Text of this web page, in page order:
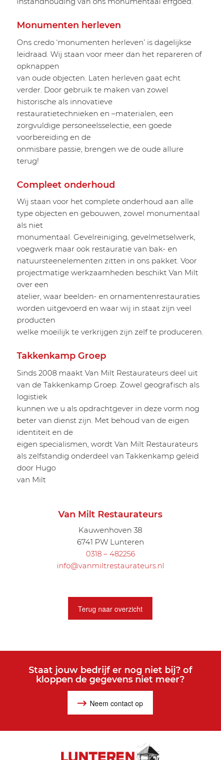
Monumenten herleven
Ons credo ‘monumenten herleven’ is dagelijkse
leidraad. Wij staan voor meer dan het repareren of
opknappen
van oude objecten. Laten herleven gaat echt
verder. Door gebruik te maken van zowel
historische als innovatieve
restauratietechnieken en –materialen, een
zorgvuldige personeelsselectie, een goede
voorbereiding en de
onmisbare passie, brengen we de oude allure
terug!
Compleet onderhoud
Wij staan voor het complete onderhoud aan alle
type objecten en gebouwen, zowel monumentaal
als niet
monumentaal. Gevelreiniging, gevelmetselwerk,
voegwerk maar ook restauratie van bak- en
natuursteenelementen zitten in ons pakket. Voor
projectmatige werkzaamheden beschikt Van Milt
over een
atelier, waar beelden- en ornamentenrestauraties
worden uitgevoerd en waar wij in staat zijn veel
producten
welke moeilijk te verkrijgen zijn zelf te produceren.
Takkenkamp Groep
Sinds 2008 maakt Van Milt Restaurateurs deel uit
van de Takkenkamp Groep. Zowel geografisch als
logistiek
kunnen we u als opdrachtgever in deze vorm nog
beter van dienst zijn. Met behoud van de eigen
identiteit en de
eigen specialismen, wordt Van Milt Restaurateurs
als zelfstandig onderdeel van Takkenkamp geleid
door Hugo
van Milt
Van Milt Restaurateurs
Kauwenhoven 38
6741 PW Lunteren
0318 – 482256
info@vanmiltrestaurateurs.nl
Terug naar overzicht
Staat jouw bedrijf er nog niet bij? of
kloppen de gegevens niet meer?
Neem contact op